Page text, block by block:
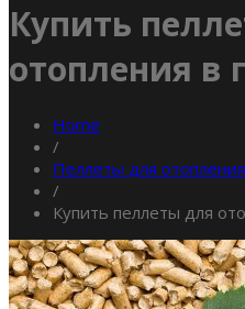
Купить
отопления в
Home
/
Пеллеты для отопления
/
Купить пеллеты для